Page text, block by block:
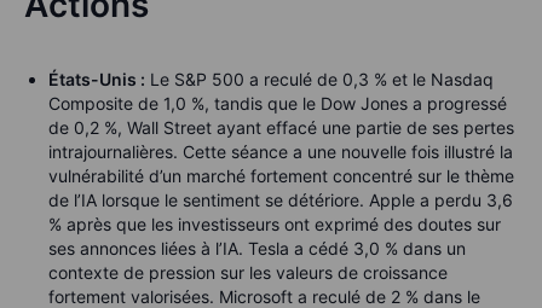
États-Unis : Le S&P 500 a reculé de 0,3 % et le Nasdaq
Composite de 1,0 %, tandis que le Dow Jones a progressé
de 0,2 %, Wall Street ayant effacé une partie de ses pertes
intrajournalières. Cette séance a une nouvelle fois illustré la
vulnérabilité d’un marché fortement concentré sur le thème
de l’IA lorsque le sentiment se détériore. Apple a perdu 3,6
% après que les investisseurs ont exprimé des doutes sur
ses annonces liées à l’IA. Tesla a cédé 3,0 % dans un
contexte de pression sur les valeurs de croissance
fortement valorisées. Microsoft a reculé de 2 % dans le